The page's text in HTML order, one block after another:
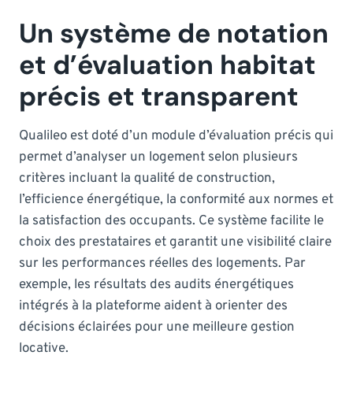
Un système de notation
et d’évaluation habitat
précis et transparent
Qualileo est doté d’un module d’évaluation précis qui
permet d’analyser un logement selon plusieurs
critères incluant la qualité de construction,
l’efficience énergétique, la conformité aux normes et
la satisfaction des occupants. Ce système facilite le
choix des prestataires et garantit une visibilité claire
sur les performances réelles des logements. Par
exemple, les résultats des audits énergétiques
intégrés à la plateforme aident à orienter des
décisions éclairées pour une meilleure gestion
locative.